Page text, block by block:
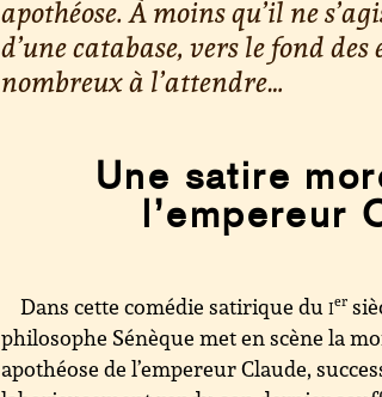
apothéose. À moins qu’il ne
d’une catabase, vers le fond
nombreux à l’attendre…
Une satire
l’empereur
Dans cette comédie satirique duier
philosophe Sénèque met en scène la
apothéose de l’empereur Claude,